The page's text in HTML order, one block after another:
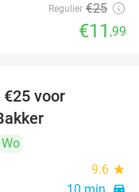
Regulier €25
€11 ,99
voor
Wo
9.6 star
directions_car